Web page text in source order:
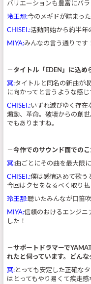
バリエーションも豊富にバ
玲王那:今のメギドが詰まっ
CHISEI.:活動開始から約半年
MIYA:みんなの言う通りです
－タイトル「EDEN」に込め
冥:タイトルと同名の新曲が
に向かってと言うような感じ
CHISEI.:いずれ滅びゆく存在
煽動、革命。破壊からの創
でもありますね。
－今作でのサウンド面での
冥:曲ごとにその曲を最大限
CHISEI.:僕は感情込めて歌う
今回はクセをなるべく取り
玲王那:聴いたみんなが口笛
MIYA:信頼のおけるエンジニ
した！
－サポートドラマーで
れたと伺っています。どん
冥: とっても安定した正確な
はとってもやり易くて疾走